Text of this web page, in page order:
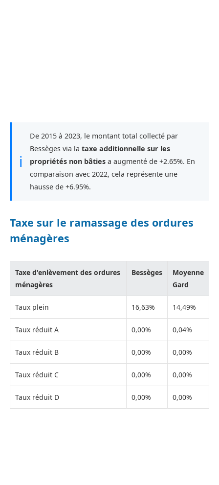
ℹ
De 2015 à 2023, le montant total collecté par
Bessèges via la taxe additionnelle sur les
propriétés non bâties a augmenté de +2.65%. En
comparaison avec 2022, cela représente une
hausse de +6.95%.
Taxe sur le ramassage des ordures
ménagères
Taxe d'enlèvement des ordures
ménagères
Bessèges
Moyenne
Gard
Taux plein 16,63% 14,49%
Taux réduit A 0,00% 0,04%
Taux réduit B 0,00% 0,00%
Taux réduit C 0,00% 0,00%
Taux réduit D 0,00% 0,00%